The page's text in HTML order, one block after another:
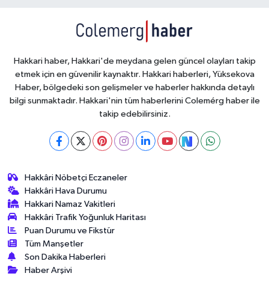
Hakkari haber, Hakkari'de meydana gelen güncel olayları takip
etmek için en güvenilir kaynaktır. Hakkari haberleri, Yüksekova
Haber, bölgedeki son gelişmeler ve haberler hakkında detaylı
bilgi sunmaktadır. Hakkari'nin tüm haberlerini Colemérg haber ile
takip edebilirsiniz.
Hakkâri Nöbetçi Eczaneler
Hakkâri Hava Durumu
Hakkari Namaz Vakitleri
Hakkâri Trafik Yoğunluk Haritası
Puan Durumu ve Fikstür
Tüm Manşetler
Son Dakika Haberleri
Haber Arşivi